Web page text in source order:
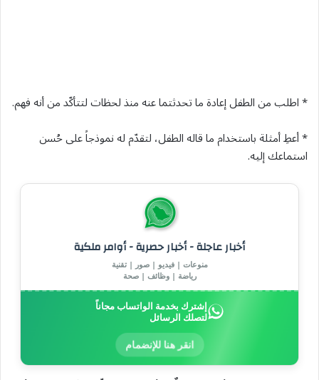
* اطلب من الطفل إعادة ما تحدثتما عنه منذ لحظات لتتأكّد من أنه فهم.
* أعطِ أمثلة باستخدام ما قاله الطفل، لتقدّم له نموذجاً على حُسن
استماعك إليه.
أخبار عاجلة - أخبار حصرية - أوامر ملكية
منوعات | فيديو | صور | تقنية
رياضة | وظائف | صحة
إشترك بخدمة الواتساب مجاناً
لتصلك الرسائل
انقر هنا للإنضمام